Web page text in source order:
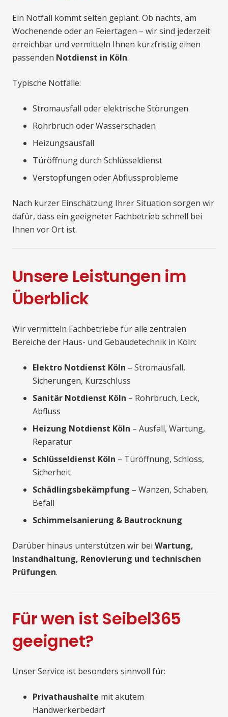
Ein Notfall kommt selten geplant. Ob nachts, am
Wochenende oder an Feiertagen – wir sind jederzeit
erreichbar und vermitteln Ihnen kurzfristig einen
passenden Notdienst in Köln.
Typische Notfälle:
Stromausfall oder elektrische Störungen
Rohrbruch oder Wasserschaden
Heizungsausfall
Türöffnung durch Schlüsseldienst
Verstopfungen oder Abflussprobleme
Nach kurzer Einschätzung Ihrer Situation sorgen wir
dafür, dass ein geeigneter Fachbetrieb schnell bei
Ihnen vor Ort ist.
Unsere Leistungen im
Überblick
Wir vermitteln Fachbetriebe für alle zentralen
Bereiche der Haus- und Gebäudetechnik in Köln:
Elektro Notdienst Köln – Stromausfall,
Sicherungen, Kurzschluss
Sanitär Notdienst Köln – Rohrbruch, Leck,
Abfluss
Heizung Notdienst Köln – Ausfall, Wartung,
Reparatur
Schlüsseldienst Köln – Türöffnung, Schloss,
Sicherheit
Schädlingsbekämpfung – Wanzen, Schaben,
Befall
Schimmelsanierung & Bautrocknung
Darüber hinaus unterstützen wir bei Wartung,
Instandhaltung, Renovierung und technischen
Prüfungen.
Für wen ist Seibel365
geeignet?
Unser Service ist besonders sinnvoll für:
Privathaushalte mit akutem
Handwerkerbedarf